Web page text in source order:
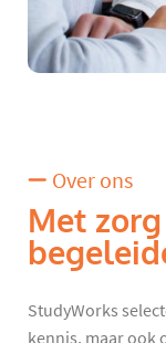
Over ons
Met
StudyWorks